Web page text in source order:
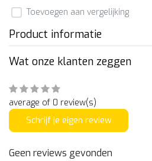
Toevoegen aan vergelijking
Product informatie
Wat onze klanten zeggen
average of 0 review(s)
Schrijf je eigen review
Geen reviews gevonden